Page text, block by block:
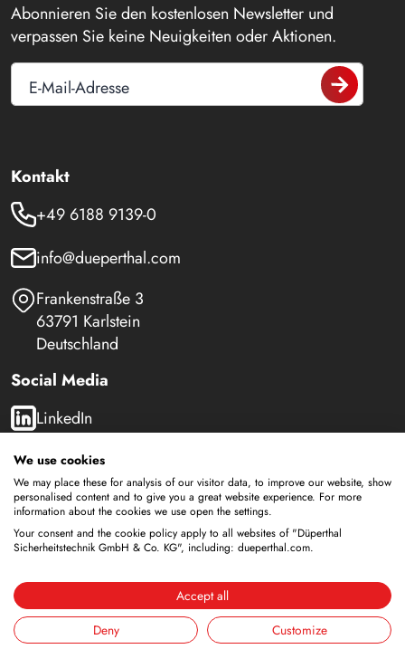
Abonnieren Sie den kostenlosen Newsletter und
verpassen Sie keine Neuigkeiten oder Aktionen.
E-Mail-Adresse
Kontakt
+49 6188 9139-0
info@dueperthal.com
Frankenstraße 3
63791 Karlstein
Deutschland
Social Media
LinkedIn
Youtube
Sicherheitsschränke
Lagerung von Batterien
Lagerung zur Versorgung
Lagerung von Druckgasflaschen
We use cookies
We may place these for analysis of our visitor data, to improve our website, show
personalised content and to give you a great website experience. For more
information about the cookies we use open the settings.
Your consent and the cookie policy apply to all websites of "Düperthal
Sicherheitstechnik GmbH & Co. KG", including: dueperthal.com.
Accept all
Deny
Customize